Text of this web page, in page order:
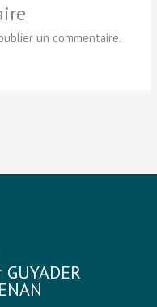
un commentaire.